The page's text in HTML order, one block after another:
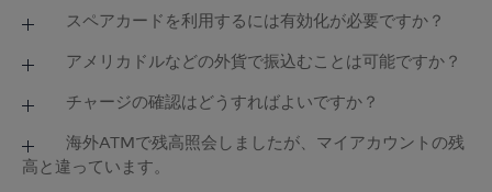
れます。デフォルト通貨はマイアカウントで変更可能
①Eメールアドレスはお申込時のアドレスと一致して
②母親の旧姓及び大切な方の名字等はローマ字で入力
してください。
スペアカードを利用するには有効化が必要ですか？
スペアカードについてもカードの有効化が必要です。
アメリカドルなどの外貨で振込むことは可能ですか？
外貨でのご入金はできません。お客様お振込専用口座
チャージの確認はどうすればよいですか？
マイアカウントでチャージされているかご確認くださ
い。
海外ATMで残高照会しましたが、マイアカウントの残
高と違っています。